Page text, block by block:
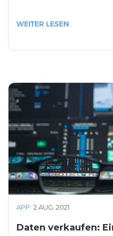
WEITER LESEN
APP ·2 AUG. 2021
Daten verkaufen: